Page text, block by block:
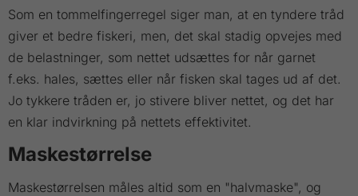
Som en tommelfingerregel siger man, at en tyndere tråd
giver et bedre fiskeri, men, det skal stadig opvejes med
de belastninger, som nettet udsættes for når garnet
f.eks. hales, sættes eller når fisken skal tages ud af det.
Jo tykkere tråden er, jo stivere bliver nettet, og det har
en klar indvirkning på nettets effektivitet.
Maskestørrelse
Maskestørrelsen måles altid som en "halvmaske", og